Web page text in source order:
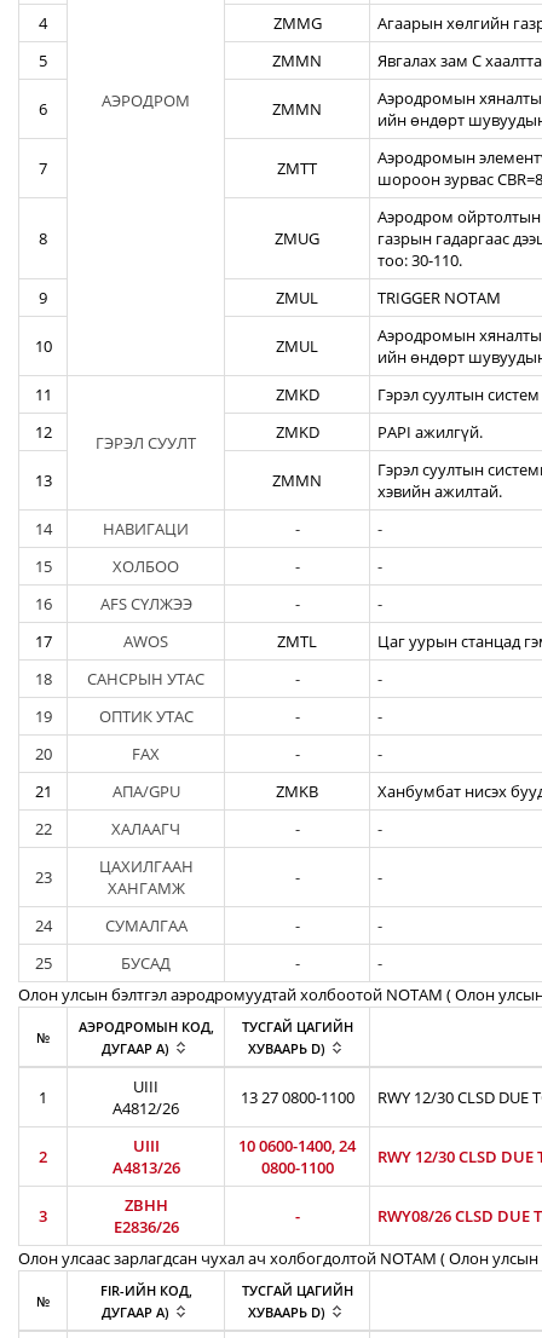
АЭРОДРОМ
4 ZMMG
Агаарын хөлгийн
5
ZMMN Явгалах зам С
6 ZMMN
Аэродромын
ийн өндөрт
7 ZMTT
Аэродромын
шороон зурвас
8 ZMUG
Аэродром ойртолтын
газрын гадаргаас
тоо: 30-110.
9
ZMUL TRIGGER NOTAM
10 ZMUL
Аэродромын
ийн өндөрт
11
ГЭРЭЛ СУУЛТ
ZMKD
Гэрэл суултын
12
ZMKD PAPI ажилгүй.
13 ZMMN
Гэрэл суултын
хэвийн ажилтай.
14
НАВИГАЦИ -
-
15
ХОЛБОО -
-
16
AFS СҮЛЖЭЭ -
-
17
AWOS ZMTL
Цаг уурын станцад
18
САНСРЫН УТАС -
-
19
ОПТИК УТАС -
-
20
FAX -
-
21
АПА/GPU ZMKB
Ханбумбат нисэх
22
ХАЛААГЧ - -
23
ЦАХИЛГААН
ХАНГАМЖ
- -
24 СУМАЛГАА -
-
25
БУСАД -
-
Олон улсын бэлтгэл аэродромуудтай холбоотой NOTAM ( Oлон
№
АЭРОДРОМЫН КОД,
ДУГААР A)
ТУСГАЙ ЦАГИЙН
ХУВААРЬ D)
1
UIII
A4812/26
13 27 0800-1100 RWY 12/30 CLSD DUE
2
UIII
A4813/26
10 0600-1400, 24
0800-1100
RWY 12/30 CLSD DUE
3
ZBHH
E2836/26
-
RWY08/26 CLSD DUE
Олон улсаас зарлагдсан чухал ач холбогдолтой NOTAM ( Олон улсын
№
FIR-ИЙН КОД,
ДУГААР A)
ТУСГАЙ ЦАГИЙН
ХУВААРЬ D)